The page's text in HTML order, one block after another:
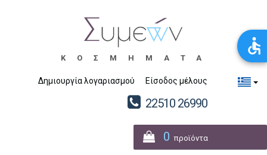
ΚΟΣΜΗΜΑΤΑ
Δημιουργία λογαριασμού Είσοδος μέλους
22510 26990
0 προϊόντα